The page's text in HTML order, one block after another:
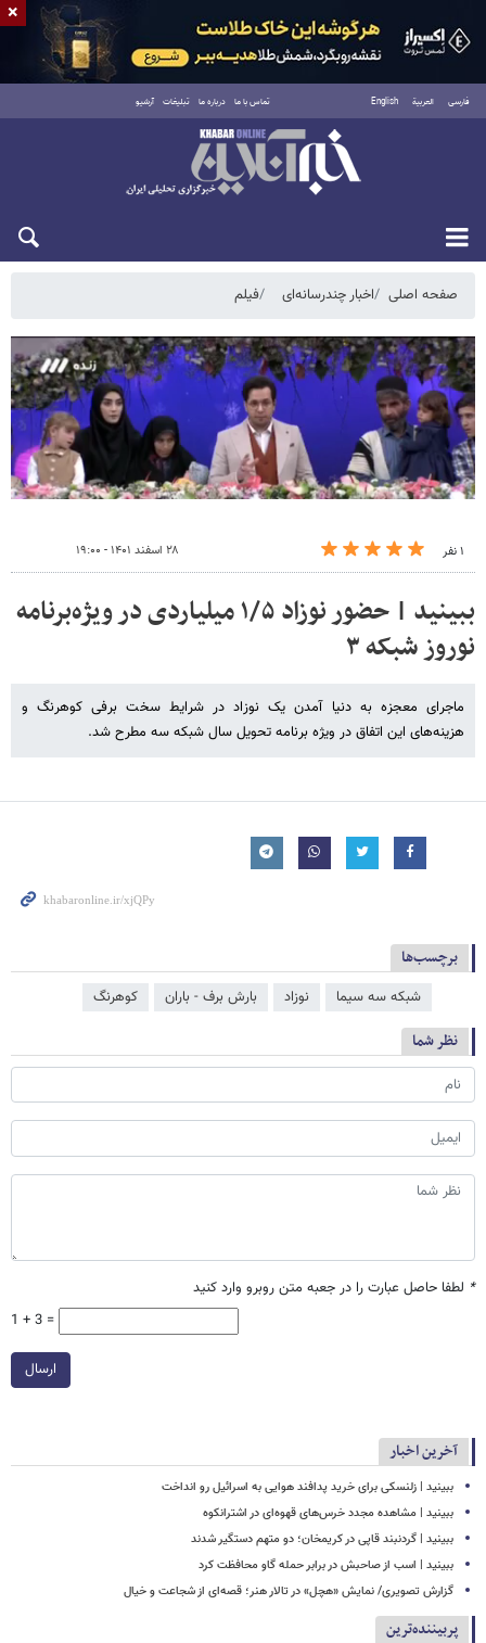
فارسی العربية English تماس با ما درباره ما تبلیغات آرشیو
شنبه ۱۷ مرداد ۱۴۰۵
صفحه اصلی اخبار چندرسانه‌ای فیلم
۱ نفر ۲۸ اسفند ۱۴۰۱ - ۱۹:۰۰
ببینید | حضور نوزاد ۱/۵ میلیاردی در ویژه‌برنامه
نوروز شبکه ۳
ماجرای معجزه به دنیا آمدن یک نوزاد در شرایط سخت برفی کوهرنگ و
هزینه‌های این اتفاق در ویژه برنامه تحویل سال شبکه سه مطرح شد.
برچسب‌ها
شبکه سه سیما نوزاد بارش برف - باران کوهرنگ
نظر شما
* لطفا حاصل عبارت را در جعبه متن روبرو وارد کنید
1 + 3 =
ارسال
آخرین اخبار
ببینید | زلنسکی برای خرید پدافند هوایی به اسرائیل رو انداخت
ببینید | مشاهده مجدد خرس‌های قهوه‌ای در اشترانکوه
ببینید | گردنبند قاپی در کریمخان؛ دو متهم دستگیر شدند
ببینید | اسب از صاحبش در برابر حمله گاو محافظت کرد
گزارش تصویری/ نمایش «هچل» در تالار هنر؛ قصه‌ای از شجاعت و خیال
پربیننده‌ترین
×